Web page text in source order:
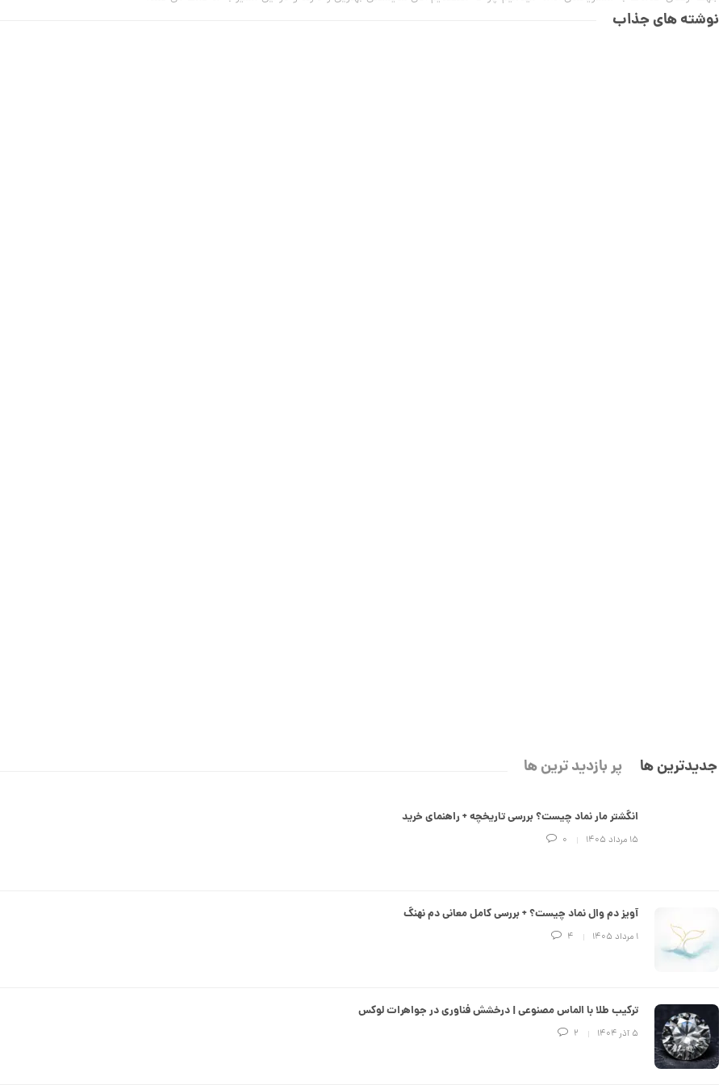
نوشته های جذاب
جدیدترین ها پر بازدید ترین ها
انگشتر مار نماد چیست؟ بررسی تاریخچه + راهنمای خرید
۱۵ مرداد ۱۴۰۵ 0
آویز دم وال نماد چیست؟ + بررسی کامل معانی دم نهنگ
۱ مرداد ۱۴۰۵ 4
ترکیب طلا با الماس مصنوعی | درخشش فناوری در جواهرات لوکس
۵ آذر ۱۴۰۴ 2